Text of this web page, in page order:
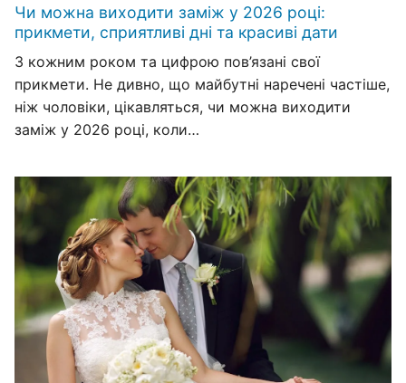
Чи можна виходити заміж у 2026 році:
прикмети, сприятливі дні та красиві дати
З кожним роком та цифрою пов’язані свої
прикмети. Не дивно, що майбутні наречені частіше,
ніж чоловіки, цікавляться, чи можна виходити
заміж у 2026 році, коли…